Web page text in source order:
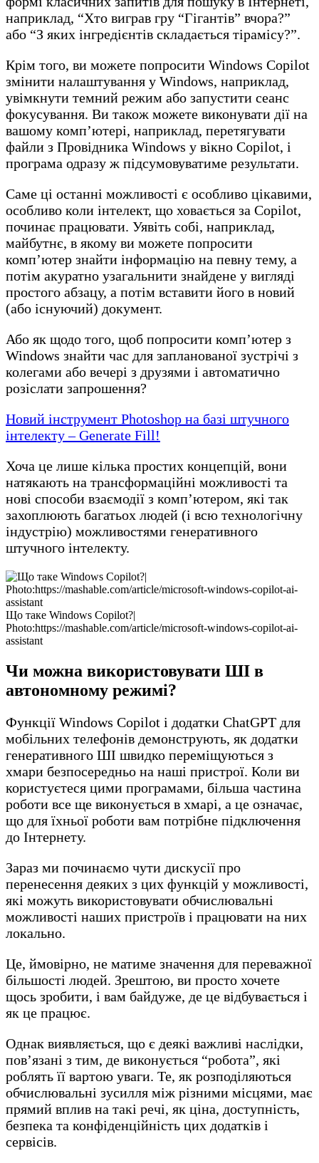
наприклад, “Хто виграв гру “Гігантів” вчора?”
або “З яких інгредієнтів складається тірамісу?”.
Крім того, ви можете попросити Windows Copilot
змінити налаштування у Windows, наприклад,
увімкнути темний режим або запустити сеанс
фокусування. Ви також можете виконувати дії на
вашому комп’ютері, наприклад, перетягувати
файли з Провідника Windows у вікно Copilot, і
програма одразу ж підсумовуватиме результати.
Саме ці останні можливості є особливо цікавими,
особливо коли інтелект, що ховається за Copilot,
починає працювати. Уявіть собі, наприклад,
майбутнє, в якому ви можете попросити
комп’ютер знайти інформацію на певну тему, а
потім акуратно узагальнити знайдене у вигляді
простого абзацу, а потім вставити його в новий
(або існуючий) документ.
Або як щодо того, щоб попросити комп’ютер з
Windows знайти час для запланованої зустрічі з
колегами або вечері з друзями і автоматично
розіслати запрошення?
Новий інструмент Photoshop на базі штучного
інтелекту – Generate Fill!
Хоча це лише кілька простих концепцій, вони
натякають на трансформаційні можливості та
нові способи взаємодії з комп’ютером, які так
захоплюють багатьох людей (і всю технологічну
індустрію) можливостями генеративного
штучного інтелекту.
Що таке Windows Copilot?|
Photo:https://mashable.com/article/microsoft-windows-copilot-ai-
assistant
Чи можна використовувати ШІ в
автономному режимі?
Функції Windows Copilot і додатки ChatGPT для
мобільних телефонів демонструють, як додатки
генеративного ШІ швидко переміщуються з
хмари безпосередньо на наші пристрої. Коли ви
користуєтеся цими програмами, більша частина
роботи все ще виконується в хмарі, а це означає,
що для їхньої роботи вам потрібне підключення
до Інтернету.
Зараз ми починаємо чути дискусії про
перенесення деяких з цих функцій у можливості,
які можуть використовувати обчислювальні
можливості наших пристроїв і працювати на них
локально.
Це, ймовірно, не матиме значення для переважної
більшості людей. Зрештою, ви просто хочете
щось зробити, і вам байдуже, де це відбувається і
як це працює.
Однак виявляється, що є деякі важливі наслідки,
пов’язані з тим, де виконується “робота”, які
роблять її вартою уваги. Те, як розподіляються
обчислювальні зусилля між різними місцями, має
прямий вплив на такі речі, як ціна, доступність,
безпека та конфіденційність цих додатків і
сервісів.